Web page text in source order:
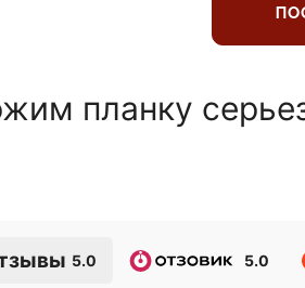
планку
5.0 5.0